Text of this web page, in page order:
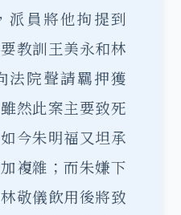
派員將他拘提到
教訓王美永和林
法院聲請羈押獲
然此案主要致死
今朱明福又坦承
複雜；而朱嫌下
敬儀飲用後將致